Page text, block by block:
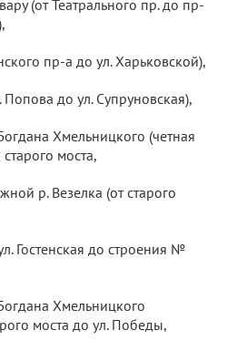
(от Театрального пр. до пр-
пр-а до ул. Харьковской),
Попова до ул. Супруновская),
Хмельницкого (четная
моста,
р. Везелка (от старого
Гостенская до строения №
Хмельницкого
моста до ул. Победы,